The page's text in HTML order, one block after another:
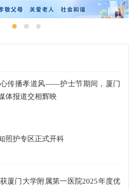
传播孝道风——护士节期间，厦门
体报道交相辉映
照护专区正式开科
厦门大学附属第一医院2025年度优